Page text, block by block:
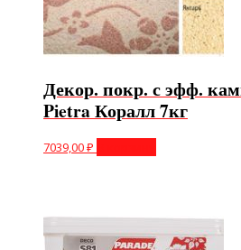
Декор. покр. с эфф.
Pietra Коралл 7кг
7039,00₽